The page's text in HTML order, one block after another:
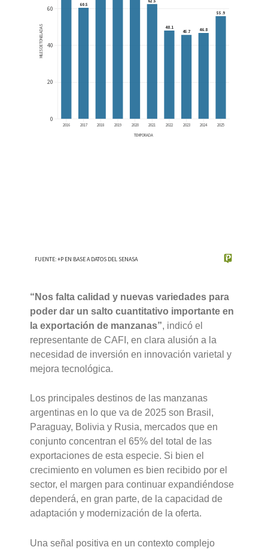
“Nos falta calidad y nuevas variedades para
poder dar un salto cuantitativo importante en
la exportación de manzanas”, indicó el
representante de CAFI, en clara alusión a la
necesidad de inversión en innovación varietal y
mejora tecnológica.
Los principales destinos de las manzanas
argentinas en lo que va de 2025 son Brasil,
Paraguay, Bolivia y Rusia, mercados que en
conjunto concentran el 65% del total de las
exportaciones de esta especie. Si bien el
crecimiento en volumen es bien recibido por el
sector, el margen para continuar expandiéndose
dependerá, en gran parte, de la capacidad de
adaptación y modernización de la oferta.
Una señal positiva en un contexto complejo